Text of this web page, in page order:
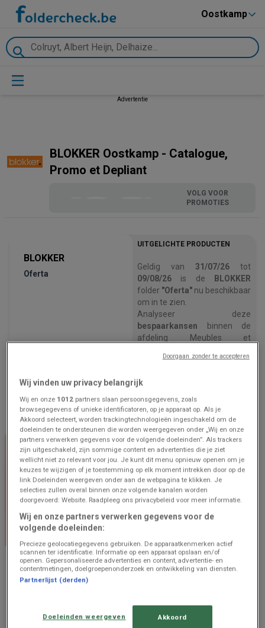
Oostkamp
Advertentie
BLOKKER Oostkamp - Catalogue,
Promo et Depliant
VOLG VOOR
PROMOTIES
BLOKKER
Oferta
UITGELICHTE PRODUCTEN
Geldig van 31/07/26 tot
09/08/26 is de
BLOKKER
folder "Oferta" nu beschikbaar
om in te zien.
Analyseer deze
bespaarkansen binnen de
afdeling Meubles et
beschermen.
om
verifiërenen de meest
voordelige winkeloptie te
kiezen.
Open nu de BLOKKER prijsgids
om uw huishoudelijke
uitgaven te optimaliseren
BLOKKER
ENTERPRISE FERMÉ
geldig tot en
Oostkamp
Wij vinden uw privacy belangrijk
Wij en onze 1012 partners slaan persoonsgegevens, zoals
browsegegevens of unieke identificatoren, op je apparaat op. Als je
Akkoord selecteert, worden trackingtechnologieën ingeschakeld om de
doeleinden te ondersteunen die worden weergegeven onder „Wij en onze
partners verwerken gegevens voor de volgende doeleinden”. Als trackers
zijn uitgeschakeld, zijn sommige content en advertenties die je ziet
wellicht niet zo relevant voor jou. Je kunt dit menu opnieuw openen om je
keuzes te wijzigen of je toestemming op elk moment intrekken door op de
link Doeleinden weergeven onder aan de webpagina te klikken. Je
selecties zullen overal binnen onze volgende kanalen worden
doorgevoerd: Website. Raadpleeg ons privacybeleid voor meer informatie.
Wij en onze partners verwerken gegevens voor de
volgende doeleinden:
Precieze geolocatiegegevens gebruiken. De apparaatkenmerken actief
scannen ter identificatie. Informatie op een apparaat opslaan en/of
openen. Gepersonaliseerde advertenties en content, advertentie- en
contentmetingen, doelgroepenonderzoek en ontwikkeling van diensten.
Partnerlijst (derden)
Doeleinden weergeven Akkoord
Doorgaan zonder te accepteren